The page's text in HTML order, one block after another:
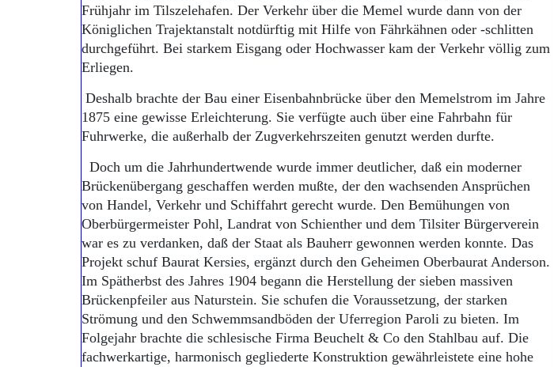
Frühjahr im Tilszelehafen. Der Verkehr über die Memel wurde dann von der
Königlichen Trajektanstalt notdürftig mit Hilfe von Fährkähnen oder -schlitten
durchgeführt. Bei starkem Eisgang oder Hochwasser kam der Verkehr völlig zum
Erliegen.
Deshalb brachte der Bau einer Eisenbahnbrücke über den Memelstrom im Jahre
1875 eine gewisse Erleichterung. Sie verfügte auch über eine Fahrbahn für
Fuhrwerke, die außerhalb der Zugverkehrszeiten genutzt werden durfte.
Doch um die Jahrhundertwende wurde immer deutlicher, daß ein moderner
Brückenübergang geschaffen werden mußte, der den wachsenden Ansprüchen
von Handel, Verkehr und Schiffahrt gerecht wurde. Den Bemühungen von
Oberbürgermeister Pohl, Landrat von Schienther und dem Tilsiter Bürgerverein
war es zu verdanken, daß der Staat als Bauherr gewonnen werden konnte. Das
Projekt schuf Baurat Kersies, ergänzt durch den Geheimen Oberbaurat Anderson.
Im Spätherbst des Jahres 1904 begann die Herstellung der sieben massiven
Brückenpfeiler aus Naturstein. Sie schufen die Voraussetzung, der starken
Strömung und den Schwemmsandböden der Uferregion Paroli zu bieten. Im
Folgejahr brachte die schlesische Firma Beuchelt & Co den Stahlbau auf. Die
fachwerkartige, harmonisch gegliederte Konstruktion gewährleistete eine hohe